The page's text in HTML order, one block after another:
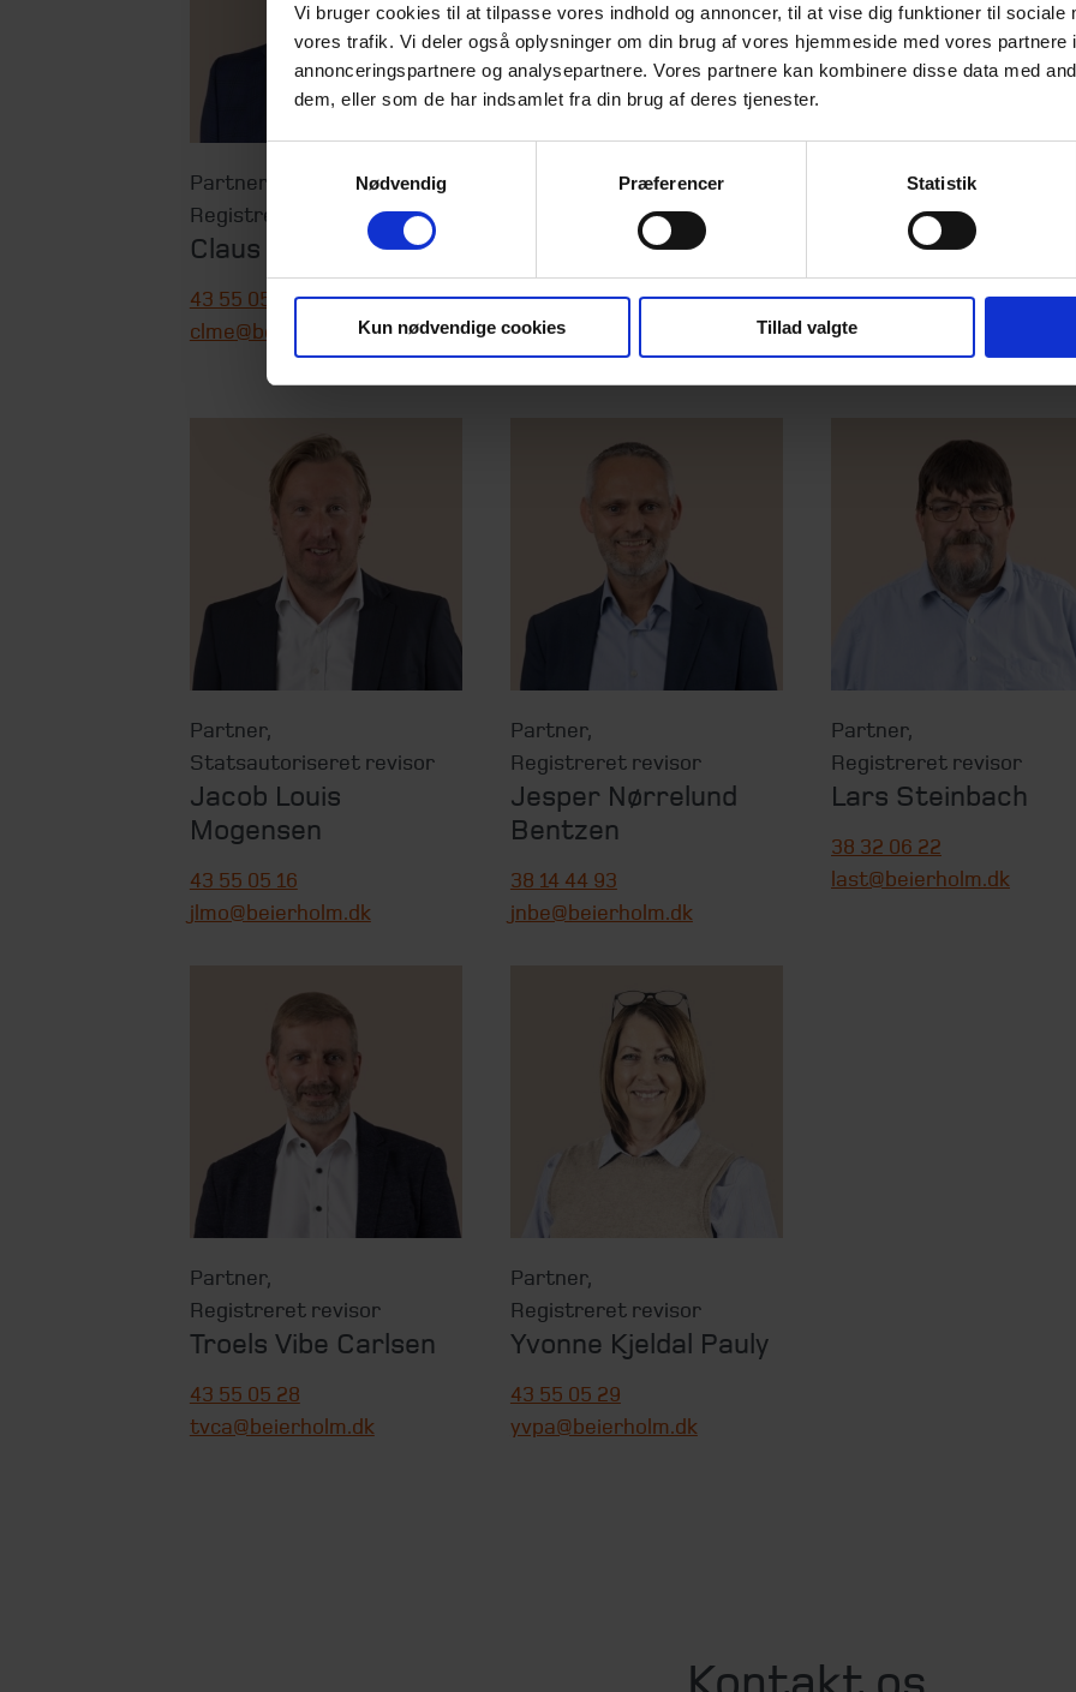
Vi bruger cookies til at tilpasse vores indhold og annoncer, til at vise dig funktioner til sociale
vores trafik. Vi deler også oplysninger om din brug af vores hjemmeside med vores partnere
annonceringspartnere og analysepartnere. Vores partnere kan kombinere disse data med
dem, eller som de har indsamlet fra din brug af deres tjenester.
Nødvendig
Præferencer Statistik
Kun nødvendige cookies Tillad valgte
Partner,
Registreret revisor
Claus Meldgaard
43 55 05 38
clme@beierholm.dk
Registreret revisor
Dan Kobbernagel
Andresen
43 55 05 08
daan@beierholm.dk
Partner,
Registreret revisor
Gert Hunosøe
38 32 06 21
gehu@beierholm.dk
Partner,
Statsautoriseret revisor
Jacob Louis
Mogensen
43 55 05 16
jlmo@beierholm.dk
Partner,
Registreret revisor
Jesper Nørrelund
Bentzen
38 14 44 93
jnbe@beierholm.dk
Partner,
Registreret revisor
Lars Steinbach
38 32 06 22
last@beierholm.dk
Partner,
Registreret revisor
Troels Vibe Carlsen
43 55 05 28
tvca@beierholm.dk
Partner,
Registreret revisor
Yvonne Kjeldal Pauly
43 55 05 29
yvpa@beierholm.dk